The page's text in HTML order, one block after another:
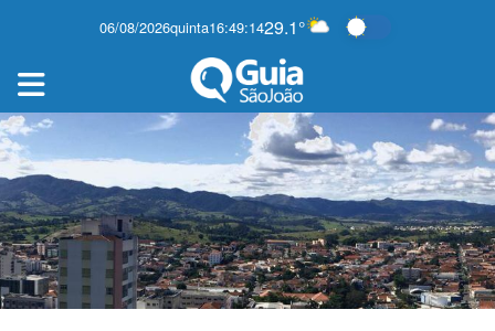
06/08/2026quinta16:49:1529.1°